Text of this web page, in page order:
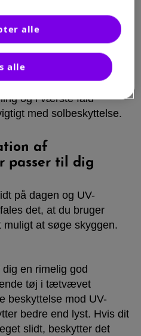
gode egenskaber. De
livgivende D vitamin i
for meget sol kan
hudkløe. For ikke at tale
og i værste fald
med solbeskyttelse.
af
passer til dig
på dagen og UV-
det, at du bruger
at søge skyggen.
en rimelig god
tøj i tætvævet
beskyttelse mod UV-
bedre end lyst. Hvis dit
slidt, beskytter det
alle
alle